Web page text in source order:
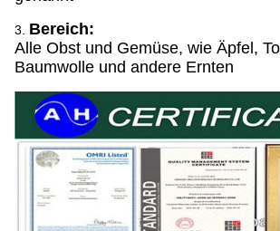
3. Bereich:
Alle Obst und Gemüse, wie Äpfel,
Baumwolle und andere Ernten